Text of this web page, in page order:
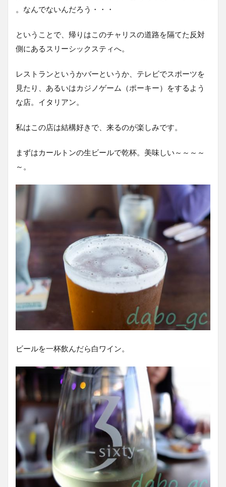
。なんでないんだろう・・・
ということで、帰りはこのチャリスの道路を隔てた反対
側にあるスリーシックスティへ。
レストランというかバーというか、テレビでスポーツを
見たり、あるいはカジノゲーム（ポーキー）をするよう
な店。イタリアン。
私はこの店は結構好きで、来るのが楽しみです。
まずはカールトンの生ビールで乾杯。美味しい～～～～
～。
ビールを一杯飲んだら白ワイン。